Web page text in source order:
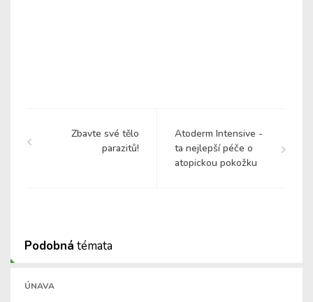
Zbavte své tělo
parazitů!
Atoderm Intensive -
ta nejlepší péče o
atopickou pokožku
Podobná témata
ÚNAVA